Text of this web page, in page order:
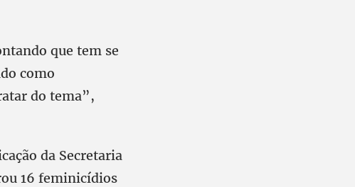
que tem se
como
do tema”,
da Secretaria
16 feminicídios